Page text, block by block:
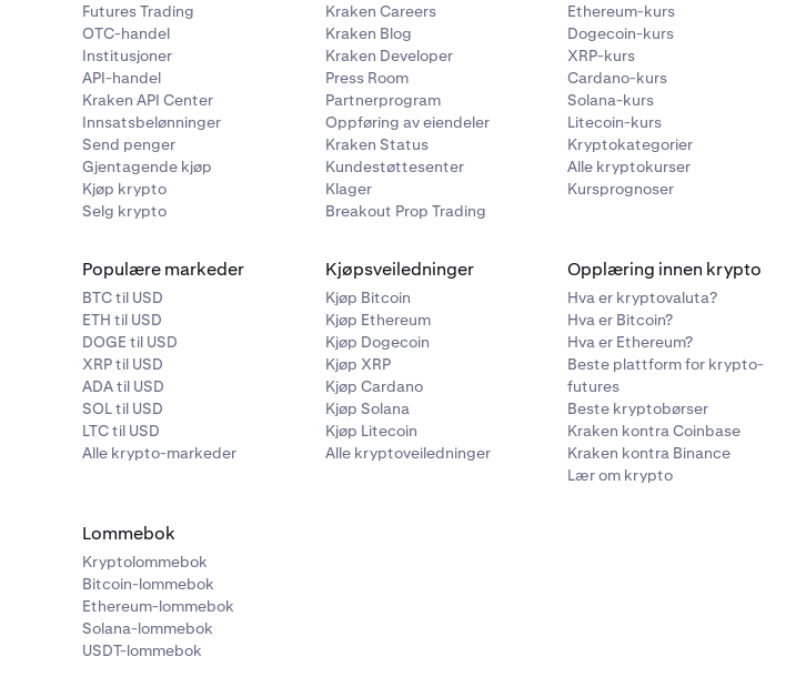
Futures Trading
OTC-handel
Institusjoner
API-handel
Kraken API Center
Innsatsbelønninger
Send penger
Gjentagende kjøp
Kjøp krypto
Selg krypto
Kraken Careers
Kraken Blog
Kraken Developer
Press Room
Partnerprogram
Oppføring av eiendeler
Kraken Status
Kundestøttesenter
Klager
Breakout Prop Trading
Ethereum-kurs
Dogecoin-kurs
XRP-kurs
Cardano-kurs
Solana-kurs
Litecoin-kurs
Kryptokategorier
Alle kryptokurser
Kursprognoser
Populære markeder
BTC til USD
ETH til USD
DOGE til USD
XRP til USD
ADA til USD
SOL til USD
LTC til USD
Alle krypto-markeder
Kjøpsveiledninger
Kjøp Bitcoin
Kjøp Ethereum
Kjøp Dogecoin
Kjøp XRP
Kjøp Cardano
Kjøp Solana
Kjøp Litecoin
Alle kryptoveiledninger
Opplæring innen krypto
Hva er kryptovaluta?
Hva er Bitcoin?
Hva er Ethereum?
Beste plattform for krypto-
futures
Beste kryptobørser
Kraken kontra Coinbase
Kraken kontra Binance
Lær om krypto
Lommebok
Kryptolommebok
Bitcoin-lommebok
Ethereum-lommebok
Solana-lommebok
USDT-lommebok